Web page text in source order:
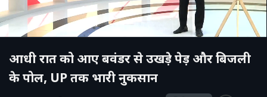
आधी रात को आए बवंडर से उखड़े पेड़ और बिजली
के पोल, UP तक भारी नुकसान